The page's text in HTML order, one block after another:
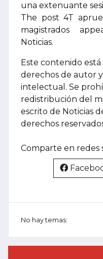
una extenuante
The post 4T
magistrados
Noticias.
Este contenido
derechos de autor
intelectual. Se
redistribución del
escrito de Noticias
derechos
Comparte en redes
No hay temas: